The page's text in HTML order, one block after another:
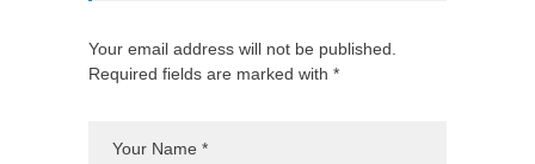
Your email address will not be published.
Required fields are marked with *